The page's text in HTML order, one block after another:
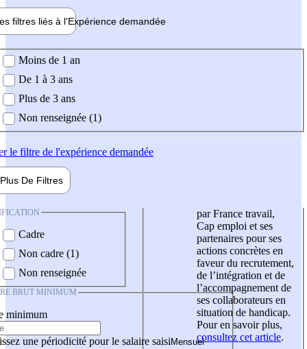
filtres liés à l'Expérience demandée
demandée
Moins de 1 an
De 1 à 3 ans
Plus de 3 ans
Non renseignée (1)
le filtre de l'expérience demandée
Plus De Filtres
Cadre
Non cadre (1)
Non renseignée
BRUT MINIMUM
minimum
une périodicité pour le salaire saisi
par France travail,
Cap emploi et ses
partenaires pour ses
actions concrètes en
faveur du recrutement,
de l’intégration et de
l’accompagnement de
ses collaborateurs en
situation de handicap.
Pour en savoir plus,
consultez cet article.